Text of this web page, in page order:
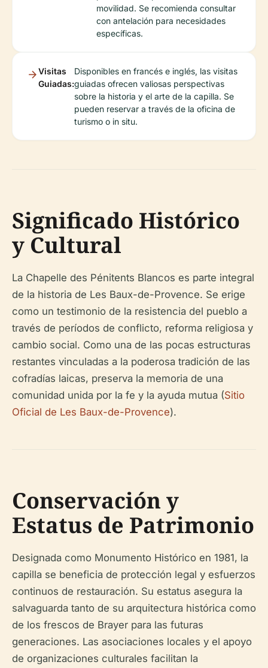
movilidad. Se recomienda consultar
con antelación para necesidades
específicas.
Visitas
Guiadas:
Disponibles en francés e inglés, las visitas
guiadas ofrecen valiosas perspectivas
sobre la historia y el arte de la capilla. Se
pueden reservar a través de la oficina de
turismo o in situ.
Significado Histórico
y Cultural
La Chapelle des Pénitents Blancos es parte integral
de la historia de Les Baux-de-Provence. Se erige
como un testimonio de la resistencia del pueblo a
través de períodos de conflicto, reforma religiosa y
cambio social. Como una de las pocas estructuras
restantes vinculadas a la poderosa tradición de las
cofradías laicas, preserva la memoria de una
comunidad unida por la fe y la ayuda mutua (Sitio
Oficial de Les Baux-de-Provence).
Conservación y
Estatus de Patrimonio
Designada como Monumento Histórico en 1981, la
capilla se beneficia de protección legal y esfuerzos
continuos de restauración. Su estatus asegura la
salvaguarda tanto de su arquitectura histórica como
de los frescos de Brayer para las futuras
generaciones. Las asociaciones locales y el apoyo
de organizaciones culturales facilitan la